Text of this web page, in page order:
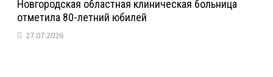
Новгородская областная клиническая больница
отметила 80-летний юбилей
27.07.2026